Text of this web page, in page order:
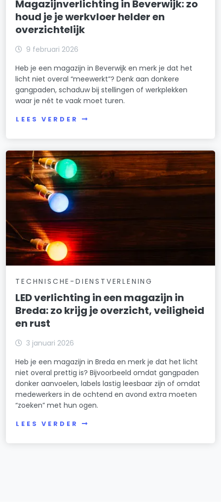
Magazijnverlichting in Beverwijk: zo
houd je je werkvloer helder en
overzichtelijk
9 februari 2026
Heb je een magazijn in Beverwijk en merk je dat het
licht niet overal “meewerkt”? Denk aan donkere
gangpaden, schaduw bij stellingen of werkplekken
waar je nét te vaak moet turen.
LEES VERDER
TECHNISCHE-DIENSTVERLENING
LED verlichting in een magazijn in
Breda: zo krijg je overzicht, veiligheid
en rust
3 januari 2026
Heb je een magazijn in Breda en merk je dat het licht
niet overal prettig is? Bijvoorbeeld omdat gangpaden
donker aanvoelen, labels lastig leesbaar zijn of omdat
medewerkers in de ochtend en avond extra moeten
“zoeken” met hun ogen.
LEES VERDER